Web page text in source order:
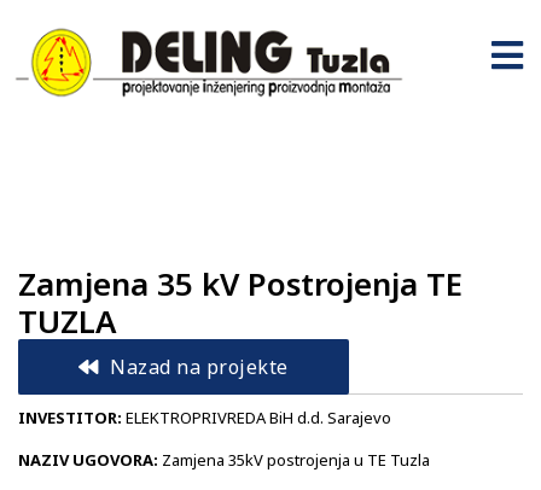
Zamjena 35 kV Postrojenja TE
TUZLA
Nazad na projekte
INVESTITOR: ELEKTROPRIVREDA BiH d.d. Sarajevo
NAZIV UGOVORA: Zamjena 35kV postrojenja u TE Tuzla